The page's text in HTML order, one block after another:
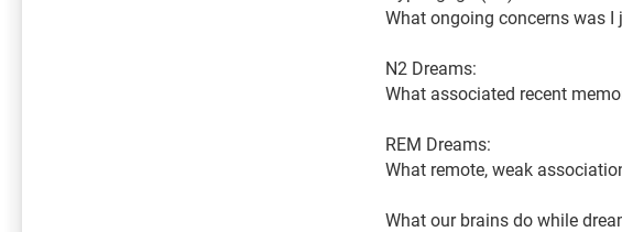
What ongoing concerns was
N2 Dreams:
What associated recent
REM Dreams:
What remote, weak
What our brains do while